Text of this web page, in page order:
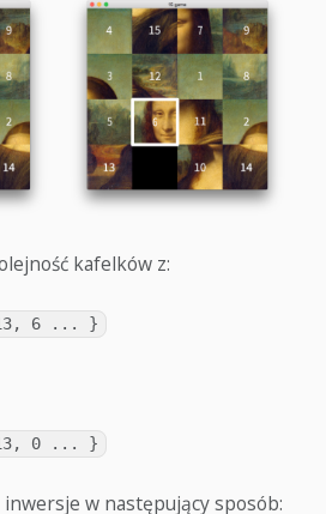
kafelków z:
6 ... }
0 ... }
w następujący sposób: